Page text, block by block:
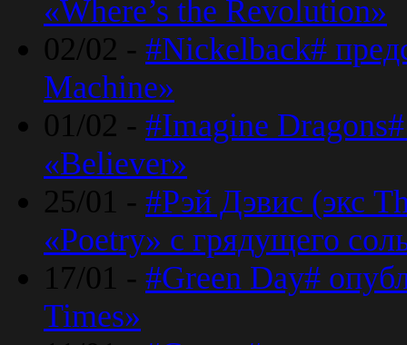
«Where’s the Revolution»
02/02 - #Nickelback#
Machine»
01/02 - #Imagine
«Believer»
25/01 - #Рэй Дэвис (экс
«Poetry» с грядущего
17/01 - #Green Day#
Times»